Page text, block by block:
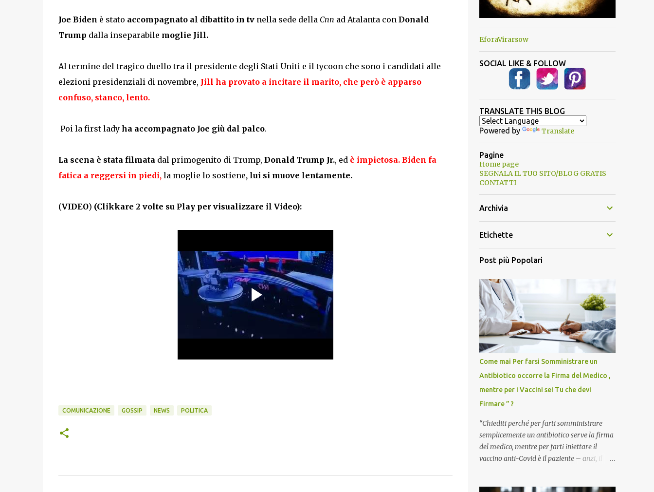
Joe Biden è stato accompagnato al dibattito in tvnella sede della Cnn ad Atalanta con Donald
Trump dalla inseparabile moglie Jill.
Al termine del tragico duello tra il presidente degli Stati Uniti e il tycoon che sono i candidati alle
elezioni presidenziali di novembre, Jill ha provato a incitare il marito, che però è apparso
confuso, stanco, lento.
Poi la first lady ha accompagnato Joe giù dal palco.
La scena è stata filmata dal primogenito di Trump, Donald Trump Jr., ed è impietosa. Biden fa
fatica a reggersi in piedi,la moglie lo sostiene, lui si muove lentamente.
(VIDEO) (Clikkare 2 volte su Play per visualizzare il Video):
COMUNICAZIONE GOSSIP NEWS POLITICA
EforaVirarsow
SOCIAL LIKE & FOLLOW
TRANSLATE THIS BLOG
Powered by Translate
Pagine
Home page
SEGNALA IL TUO SITO/BLOG GRATIS
CONTATTI
Archivia
Etichette
Post più Popolari
Come mai Per farsi Somministrare un
Antibiotico occorre la Firma del Medico ,
mentre per i Vaccini sei Tu che devi
Firmare ” ?
“Chiediti perché per farti somministrare
semplicemente un antibiotico serve la firma
del medico, mentre per farti iniettare il
vaccino anti-Covid è il paziente – anzi, il